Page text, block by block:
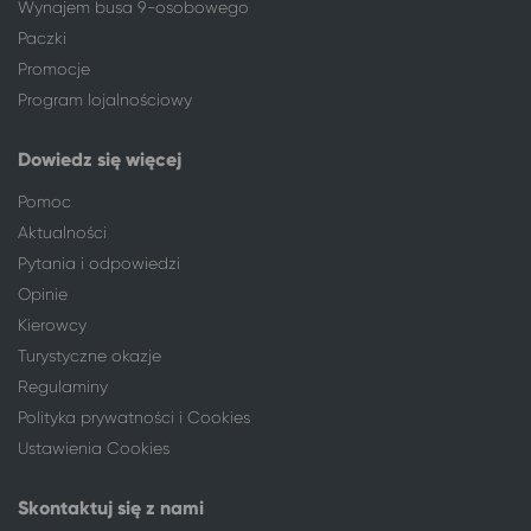
Wieluń
Włocławek
Jastrzębia Góra
Jastrzębia Góra
Wynajem busa 9-osobowego
Paczki
Promocje
Program lojalnościowy
Dowiedz się więcej
Pomoc
Aktualności
Pytania i odpowiedzi
Opinie
Kierowcy
Turystyczne okazje
Regulaminy
Polityka prywatności i Cookies
Ustawienia Cookies
Skontaktuj się z nami